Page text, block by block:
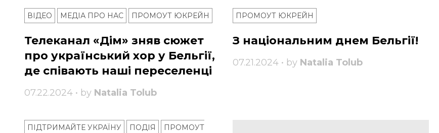
ВІДЕО МЕДІА ПРО НАС ПРОМОУТ ЮКРЕЙН
Телеканал «Дім» зняв сюжет
про український хор у Бельгії,
де співають наші переселенці
07.22.2024 • by Natalia Tolub
ПРОМОУТ ЮКРЕЙН
З національним днем ​​Бельгії!
07.21.2024 • by Natalia Tolub
ПІДТРИМАЙТЕ УКРАЇНУ ПОДІЯ
ПРОМОУТ